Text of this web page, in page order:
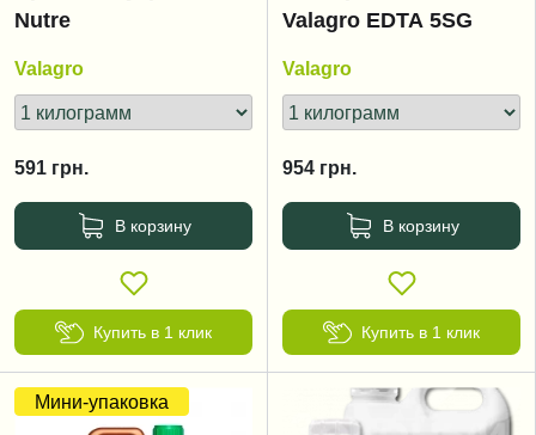
Nutre
Valagro
591 грн.
В корзину
Купить в 1 клик
Valagro EDTA 5SG
Valagro
954 грн.
В корзину
Купить в 1 клик
Мини-упаковка